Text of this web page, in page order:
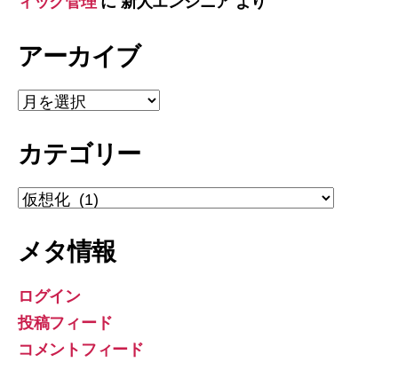
アーカイブ
ア
ー
イ
カテゴリー
カ
テ
リ
メタ情報
ログイン
投稿フィード
コメントフィード